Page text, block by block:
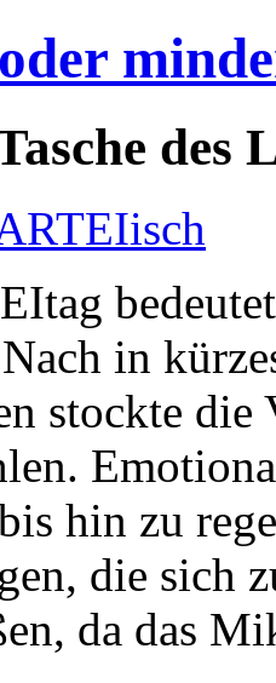
des
in
stockte die
hin zu
die sich
da das